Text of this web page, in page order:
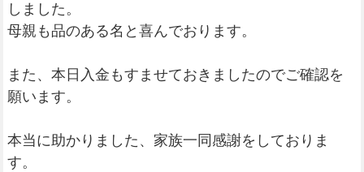
しました。
母親も品のある名と喜んでおります。
また、本日入金もすませておきましたのでご確認を
願います。
本当に助かりました、家族一同感謝をしておりま
す。